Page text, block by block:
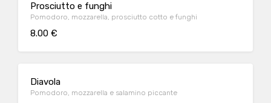
Prosciutto e funghi
Pomodoro, mozzarella, prosciutto cotto e funghi
8.00 €
Diavola
Pomodoro, mozzarella e salamino piccante